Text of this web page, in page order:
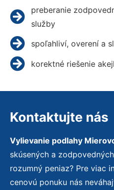
preberanie
služby
spoľahliví, overení a
korektné riešenie
Kontaktujte nás
Vylievanie podlahy
skúsených a
rozumný peniaz? Pre viac
cenovú ponuku nás